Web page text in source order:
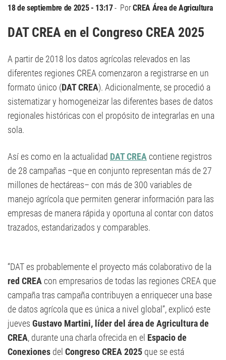
18 de septiembre de 2025 - 13:17 PorCREA Área de Agricultura
DAT CREA en el Congreso CREA 2025
A partir de 2018 los datos agrícolas relevados en las
diferentes regiones CREA comenzaron a registrarse en un
formato único (DAT CREA). Adicionalmente, se procedió a
sistematizar y homogeneizar las diferentes bases de datos
regionales históricas con el propósito de integrarlas en una
sola.
Así es como en la actualidad DAT CREA contiene registros
de 28 campañas –que en conjunto representan más de 27
millones de hectáreas– con más de 300 variables de
manejo agrícola que permiten generar información para las
empresas de manera rápida y oportuna al contar con datos
trazados, estandarizados y comparables.
“DAT es probablemente el proyecto más colaborativo de la
red CREAcon empresarios de todas las regiones CREA que
campaña tras campaña contribuyen a enriquecer una base
de datos agrícola que es única a nivel global”, explicó este
jueves Gustavo Martini, líder del área de Agricultura de
CREA, durante una charla ofrecida en el Espacio de
Conexiones del Congreso CREA 2025 que se está